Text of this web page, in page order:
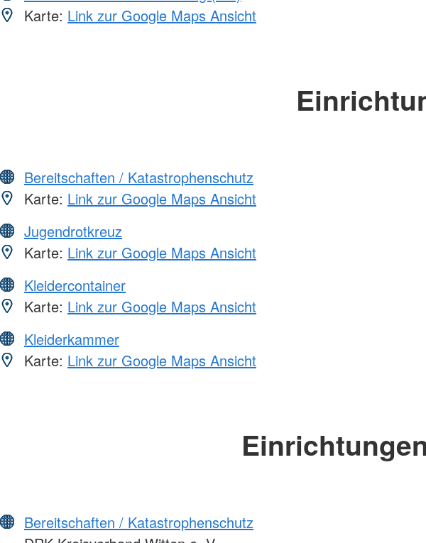
Karte: Link zur Google Maps Ansicht
Bereitschaften / Katastrophenschutz
Karte: Link zur Google Maps Ansicht
Jugendrotkreuz
Karte: Link zur Google Maps Ansicht
Kleidercontainer
Karte: Link zur Google Maps Ansicht
Kleiderkammer
Karte: Link zur Google Maps Ansicht
Bereitschaften / Katastrophenschutz